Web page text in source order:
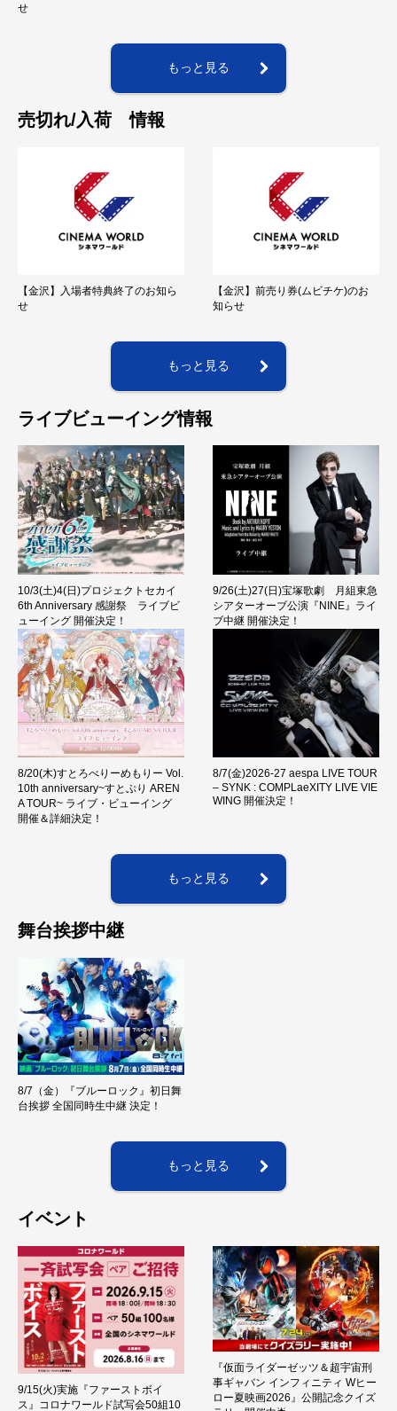
せ
もっと見る
売切れ/入荷 情報
【金沢】入場者特典終了のお知ら
せ
【金沢】前売り券(ムビチケ)のお
知らせ
もっと見る
ライブビューイング情報
10/3(土)4(日)プロジェクトセカイ
6th Anniversary 感謝祭 ライブビ
ューイング 開催決定！
9/26(土)27(日)宝塚歌劇 月組東急
シアターオーブ公演『NINE』ライ
ブ中継 開催決定！
8/20(木)すとろべりーめもりー Vol.
10th anniversary~すとぷり AREN
A TOUR~ ライブ・ビューイング
開催＆詳細決定！
8/7(金)2026-27 aespa LIVE TOUR
– SYNK : COMPLaeXITY LIVE VIE
WING 開催決定！
もっと見る
舞台挨拶中継
8/7（金）『ブルーロック』初日舞
台挨拶 全国同時生中継 決定！
もっと見る
イベント
9/15(火)実施『ファーストボイ
ス』コロナワールド試写会50組10
『仮面ライダーゼッツ＆超宇宙刑
事ギャバン インフィニティ Wヒー
ロー夏映画2026』公開記念クイズ